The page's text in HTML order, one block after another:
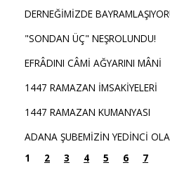
DERNEĞİMİZDE
"SONDAN ÜÇ" NEŞROLUNDU!
EFRÂDINI CÂMİ AĞYARINI MÂNİ
1447 RAMAZAN İMSAKİYELERİ
1447 RAMAZAN KUMANYASI
ADANA ŞUBEMİZİN YEDİNCİ
1
2 3 4 5 6 7